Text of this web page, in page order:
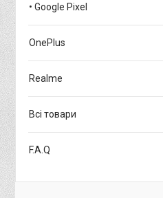
• Google Pixel
OnePlus
Realme
Всі товари
F.A.Q